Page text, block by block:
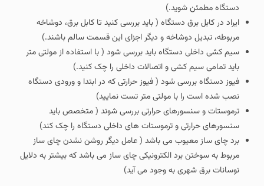
دستگاه مطمئن شوید.)
ایراد در کابل برق دستگاه ( باید بررسی کنید تا کابل برق، دوشاخه
مربوطه، تبدیل دوشاخه و دیگر اجزای این قسمت سالم باشند.)
سیم کشی داخلی دستگاه باید بررسی شود ( با استفاده از مولتی متر
باید تمامی سیم کشی و اتصالات داخلی را چک کنید.)
فیوز دستگاه بررسی شود ( فیوز حرارتی که در ابتدا و ورودی دستگاه
نصب شده است را با مولتی متر تست نمایید)
ترموستات و سنسورهای حرارتی بررسی شوند ( متخصص باید
سنسورهای حرارتی و ترموستات های داخلی دستگاه را چک کند)
برد چای ساز معیوب می باشد ( عامل دیگر روشن نشدن چای ساز
مربوط به سوختن برد الکترونیکی چای ساز می باشد که بیشتر به دلایل
نوسانات برق شهری به وجود می آید)